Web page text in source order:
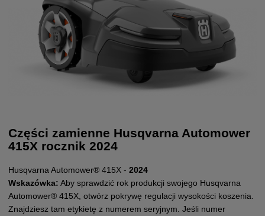
Części zamienne Husqvarna Automower
415X rocznik 2024
Husqvarna Automower® 415X - 2024
Wskazówka: Aby sprawdzić rok produkcji swojego Husqvarna
Automower® 415X, otwórz pokrywę regulacji wysokości koszenia.
Znajdziesz tam etykietę z numerem seryjnym. Jeśli numer